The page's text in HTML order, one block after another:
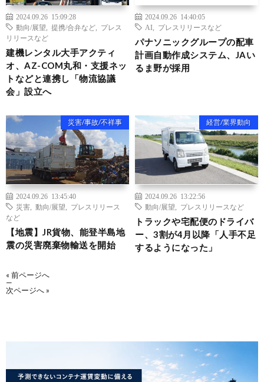
2024.09.26 15:09:28
動向/展望
提携/合弁など
プレス
リリースなど
建機レンタル大手アクティ
オ、AZ-COM丸和・支援ネッ
トなどと連携し「物流協議
会」設立へ
2024.09.26 14:40:05
AI
プレスリリースなど
パナソニックグループの配車
計画自動作成システム、JAい
るま野が採用
災害/事故/不祥事
2024.09.26 13:45:40
災害
動向/展望
プレスリリース
など
【地震】JR貨物、能登半島地
震の災害廃棄物輸送を開始
経営/業界動向
2024.09.26 13:22:56
動向/展望
プレスリリースなど
トラックや宅配便のドライバ
ー、3割が4月以降「人手不足
するようになった」
« 前ページへ
—
次ページへ »